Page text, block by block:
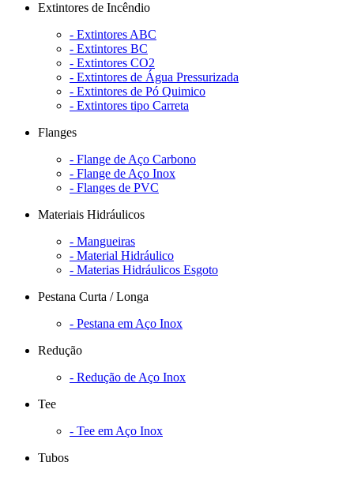
Extintores de Incêndio
- Extintores ABC
- Extintores BC
- Extintores CO2
- Extintores de Água Pressurizada
- Extintores de Pó Quimico
- Extintores tipo Carreta
Flanges
- Flange de Aço Carbono
- Flange de Aço Inox
- Flanges de PVC
Materiais Hidráulicos
- Mangueiras
- Material Hidráulico
- Materias Hidráulicos Esgoto
Pestana Curta / Longa
- Pestana em Aço Inox
Redução
- Redução de Aço Inox
Tee
- Tee em Aço Inox
Tubos